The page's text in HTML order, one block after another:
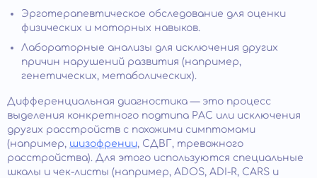
Эрготерапевтическое обследование для оценки
физических и моторных навыков.
Лабораторные анализы для исключения других
причин нарушений развития (например,
генетических, метаболических).
Дифференциальная диагностика — это процесс
выделения конкретного подтипа РАС или исключения
других расстройств с похожими симптомами
(например, шизофрении, СДВГ, тревожного
расстройства). Для этого используются специальные
шкалы и чек-листы (например, ADOS, ADI-R, CARS и